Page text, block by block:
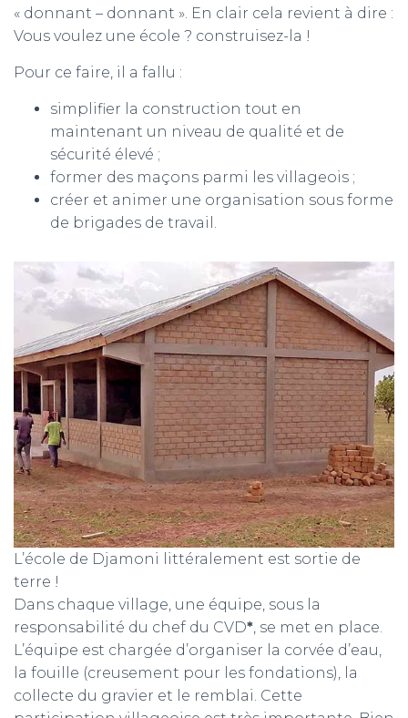
« donnant – donnant ». En clair cela revient à dire :
Vous voulez une école ? construisez-la !
Pour ce faire, il a fallu :
simplifier la construction tout en
maintenant un niveau de qualité et de
sécurité élevé ;
former des maçons parmi les villageois ;
créer et animer une organisation sous forme
de brigades de travail.
L’école de Djamoni littéralement est sortie de
terre !
Dans chaque village, une équipe, sous la
responsabilité du chef du CVD*, se met en place.
L’équipe est chargée d’organiser la corvée d’eau,
la fouille (creusement pour les fondations), la
collecte du gravier et le remblai. Cette